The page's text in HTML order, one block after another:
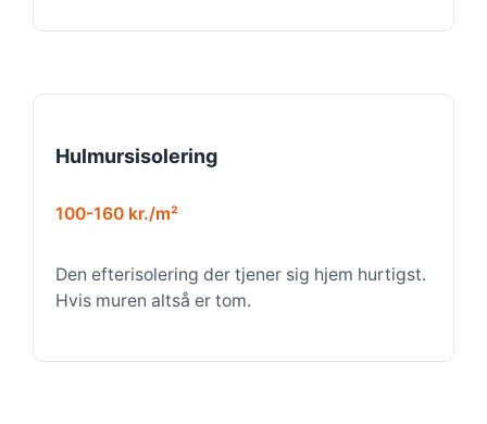
Hulmursisolering
100-160 kr./m²
Den efterisolering der tjener sig hjem hurtigst.
Hvis muren altså er tom.